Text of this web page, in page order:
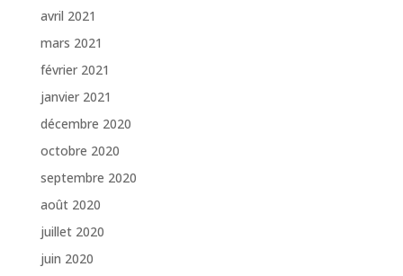
avril 2021
mars 2021
février 2021
janvier 2021
décembre 2020
octobre 2020
septembre 2020
août 2020
juillet 2020
juin 2020